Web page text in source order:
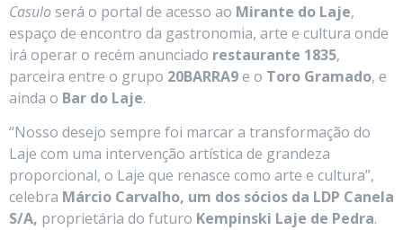
Casuloserá o portal de acesso ao Mirante do Laje,
espaço de encontro da gastronomia, arte e cultura onde
irá operar o recém anunciado restaurante 1835,
parceira entre o grupo 20BARRA9e o Toro Gramado, e
ainda o Bar do Laje.
“Nosso desejo sempre foi marcar a transformação do
Laje com uma intervenção artística de grandeza
proporcional, o Laje que renasce como arte e cultura”,
celebra Márcio Carvalho, um dos sócios da LDP Canela
S/A, proprietária do futuro Kempinski Laje de Pedra.